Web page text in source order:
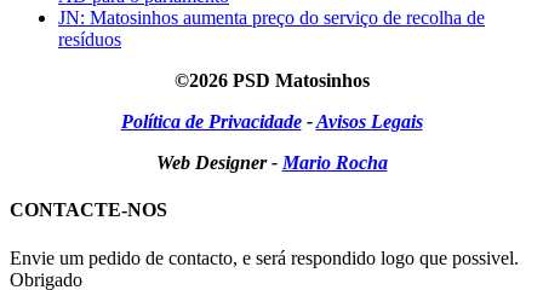
JN: Matosinhos aumenta preço do serviço de recolha de
resíduos
©2026 PSD Matosinhos
Política de Privacidade-Avisos Legais
Web Designer - Mario Rocha
CONTACTE-NOS
Envie um pedido de contacto, e será respondido logo que possivel.
Obrigado